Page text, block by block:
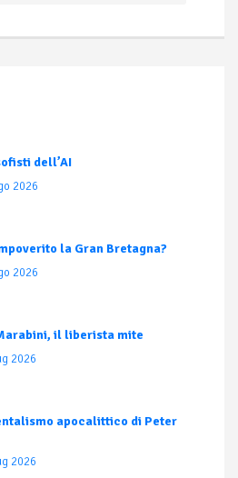
dell’AI
2026
la Gran Bretagna?
2026
il liberista mite
2026
apocalittico di Peter
2026